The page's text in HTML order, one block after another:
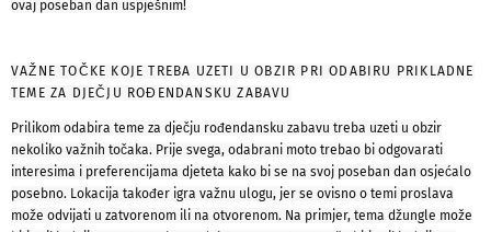
ovaj poseban dan uspješnim!
VAŽNE TOČKE KOJE TREBA UZETI U OBZIR PRI ODABIRU PRIKLADNE
TEME ZA DJEČJU ROĐENDANSKU ZABAVU
Prilikom odabira teme za dječju rođendansku zabavu treba uzeti u obzir
nekoliko važnih točaka. Prije svega, odabrani moto trebao bi odgovarati
interesima i preferencijama djeteta kako bi se na svoj poseban dan osjećalo
posebno. Lokacija također igra važnu ulogu, jer se ovisno o temi proslava
može odvijati u zatvorenom ili na otvorenom. Na primjer, tema džungle može